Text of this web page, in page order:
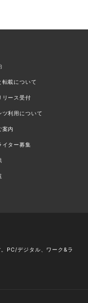
転載について
リース受付
ツ利用について
案内
イター募集
PC/デジタル、ワーク&ラ